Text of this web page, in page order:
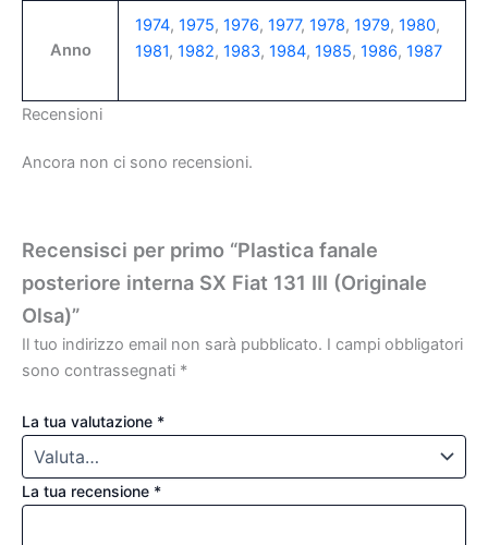
Anno
1974, 1975, 1976, 1977, 1978, 1979, 1980,
1981, 1982, 1983, 1984, 1985, 1986, 1987
Recensioni
Ancora non ci sono recensioni.
Recensisci per primo “Plastica fanale
posteriore interna SX Fiat 131 III (Originale
Olsa)”
Il tuo indirizzo email non sarà pubblicato. I campi obbligatori
sono contrassegnati *
La tua valutazione *
La tua recensione *